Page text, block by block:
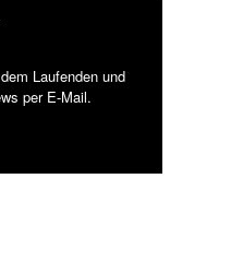
Laufenden und
per E-Mail.